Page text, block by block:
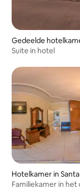
Gedeelde
Suite in hotel
Hotelkamer in
Familiekamer in